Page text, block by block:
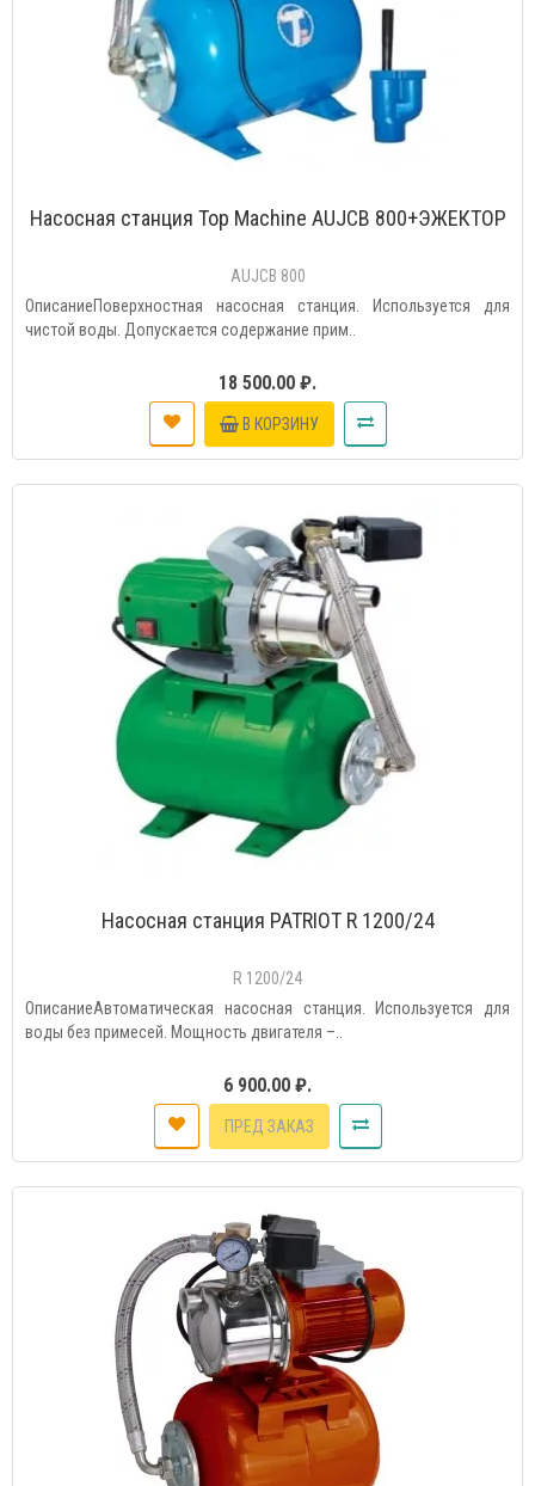
Насосная станция Top Machine AUJCB 800+ЭЖЕКТОР
AUJCB 800
ОписаниеПоверхностная насосная станция. Используется для
чистой воды. Допускается содержание прим..
18 500.00 ₽.
В КОРЗИНУ
Насосная станция PATRIOT R 1200/24
R 1200/24
ОписаниеАвтоматическая насосная станция. Используется для
воды без примесей. Мощность двигателя –..
6 900.00 ₽.
ПРЕД ЗАКАЗ